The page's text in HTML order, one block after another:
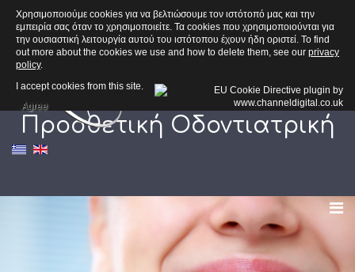
Προσθετική Οδοντιατρική
Χρησιμοποιούμε cookies για να βελτιώσουμε τον ιστότοπό μας και την
εμπειρία σας όταν το χρησιμοποιείτε. Τα cookies που χρησιμοποιούνται για
την ουσιαστική λειτουργία αυτού του ιστότοπου έχουν ήδη οριστεί. To find
out more about the cookies we use and how to delete them, see our privacy
policy.
I accept cookies from this site.
Agree